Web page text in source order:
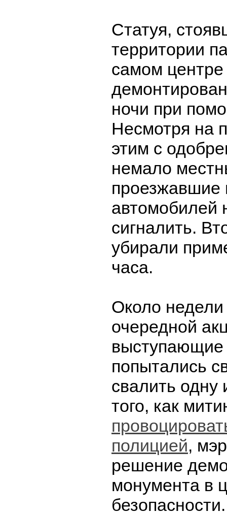
Статуя,
территории
самом
ночи при
Несмотря на
этим с
немало
проезжавшие
автомобилей
сигналить.
убирали
часа.
Около недели
очередной
выступающие
попытались
свалить одну
того, как
полицией,
решение
монумента в
безопасности.